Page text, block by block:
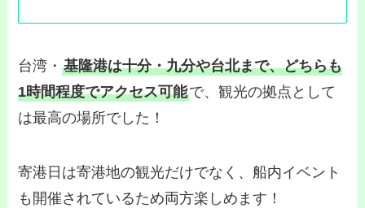
台湾・基隆港は十分・九分や台北まで、どちらも
1時間程度でアクセス可能で、観光の拠点として
は最高の場所でした！
寄港日は寄港地の観光だけでなく、船内イベント
も開催されているため両方楽しめます！